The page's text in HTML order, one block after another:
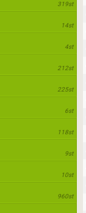
319st
14st
4st
212st
225st
6st
118st
9st
10st
960st